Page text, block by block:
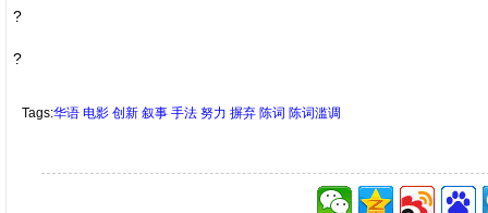
?
?
Tags:华语 电影 创新 叙事 手法 努力 摒弃 陈词 陈词滥调